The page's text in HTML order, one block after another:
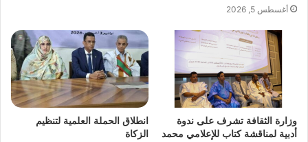
أغسطس 5, 2026
وزارة الثقافة تشرف على ندوة
أدبية لمناقشة كتاب للإعلامي محمد
انطلاق الحملة العلمية لتنظيم
الزكاة